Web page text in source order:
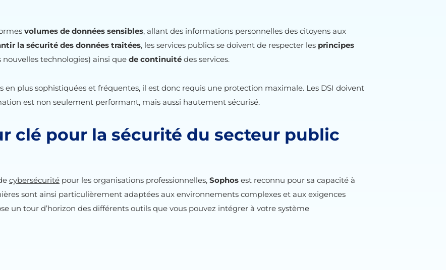
volumes de données sensibles, allant des informations personnelles des citoyens aux
la sécurité des données traitées, les services publics se doivent de respecter les principes
technologies) ainsi que de continuité des services.
en plus sophistiquées et fréquentes, il est donc requis une protection maximale. Les DSI doivent
est non seulement performant, mais aussi hautement sécurisé.
clé pour la sécurité du secteur public
cybersécurité pour les organisations professionnelles, Sophos est reconnu pour sa capacité à
sont ainsi particulièrement adaptées aux environnements complexes et aux exigences
un tour d’horizon des différents outils que vous pouvez intégrer à votre système